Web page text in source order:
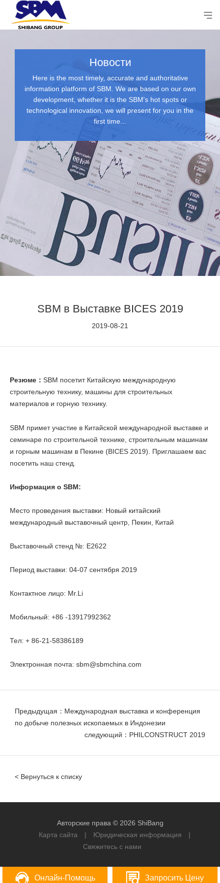
Новости
Here is the most timely, accurate and authoritative
information platform of SBM. We are based on our own
development, whether it is the SBM's hot spots or
technological innovation, we will present for you in the
first time...
SBM в Выставке BICES 2019
2019-08-21
Резюме： SBM посетит Китайскую международную
строительную технику, машины для строительных
материалов и горную технику.
SBM примет участие в Китайской международной выставке и
семинаре по строительной технике, строительным машинам
и горным машинам в Пекине (BICES 2019). Приглашаем вас
посетить наш стенд.
Информация о SBM:
Место проведения выставки: Новый китайский
международный выставочный центр, Пекин, Китай
Выставочный стенд №: E2622
Период выставки: 04-07 сентября 2019
Контактное лицо: Mr.Li
Мобильный: +86 -13917992362
Тел: + 86-21-58386189
Электронная почта: sbm@sbmchina.com
Предыдущая：Международная выставка и конференция
по добыче полезных ископаемых в Индонезии
следующий：PHILCONSTRUCT 2019
< Вернуться к списку
Авторские права © 2026 ShiBang
Карта сайта
| Юридическая информация
|
Свяжитесь с нами
Онлайн-Помощь Запросить Цену